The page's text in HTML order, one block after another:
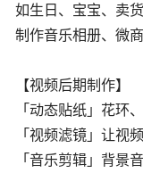
如生日、宝宝、卖
制作音乐相册、微
【视频后期制作】
「动态贴纸」花环
「视频滤镜」让视
「音乐剪辑」背景